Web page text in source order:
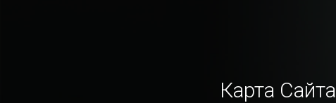
Карта Сайта